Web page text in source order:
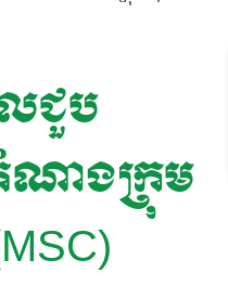
លជួប
ណាងក្រុម